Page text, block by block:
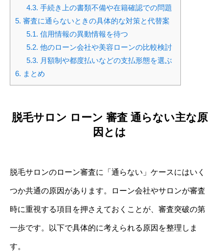
4.3. 手続き上の書類不備や在籍確認での問題
5. 審査に通らないときの具体的な対策と代替案
5.1. 信用情報の異動情報を待つ
5.2. 他のローン会社や美容ローンの比較検討
5.3. 月額制や都度払いなどの支払形態を選ぶ
6. まとめ
脱毛サロン ローン 審査 通らない主な原
因とは
脱毛サロンのローン審査に「通らない」ケースにはいく
つか共通の原因があります。ローン会社やサロンが審査
時に重視する項目を押さえておくことが、審査突破の第
一歩です。以下で具体的に考えられる原因を整理しま
す。